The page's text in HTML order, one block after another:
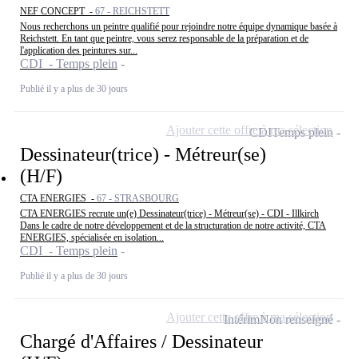
NEF CONCEPT - 67 - REICHSTETT
Nous recherchons un peintre qualifié pour rejoindre notre équipe dynamique basée à
Reichstett. En tant que peintre, vous serez responsable de la préparation et de
l'application des peintures sur...
CDI - Temps plein
Publié il y a plus de 30 jours
Dessinateur(trice) - Métreur(se)
(H/F)
CTA ENERGIES - 67 - STRASBOURG
CTA ENERGIES recrute un(e) Dessinateur(trice) - Métreur(se) - CDI - Illkirch
Dans le cadre de notre développement et de la structuration de notre activité, CTA
ENERGIES, spécialisée en isolation...
CDI - Temps plein
Publié il y a plus de 30 jours
CDITemps plein
Ajouter cette offre à ma sélection
Chargé d'Affaires / Dessinateur
IntérimNon renseigné
Ajouter cette offre à ma sélection